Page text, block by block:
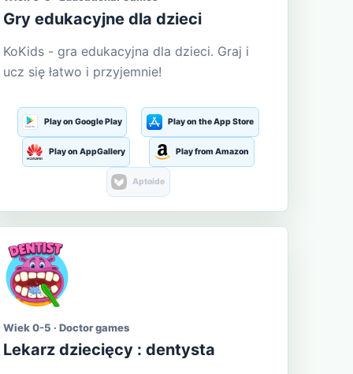
Gry edukacyjne dla dzieci
KoKids - gra edukacyjna dla dzieci. Graj i
ucz się łatwo i przyjemnie!
Play on Google Play Play on the App Store
Play on AppGallery Play from Amazon
Aptoide
Wiek 0-5 · Doctor games
Lekarz dziecięcy : dentysta